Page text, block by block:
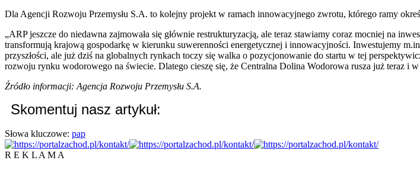
Dla Agencji Rozwoju Przemysłu S.A. to kolejny projekt w ramach innowacyjnego zwrotu, którego ramy
„ARP jeszcze do niedawna zajmowała się głównie restrukturyzacją, ale teraz stawiamy coraz mocniej na
transformują krajową gospodarkę w kierunku suwerenności energetycznej i innowacyjności. Inwestujemy
przyszłości, ale już dziś na globalnych rynkach toczy się walka o pozycjonowanie do startu w tej
rozwoju rynku wodorowego na świecie. Dlatego cieszę się, że Centralna Dolina Wodorowa rusza już teraz i
Źródło informacji: Agencja Rozwoju Przemysłu S.A.
Skomentuj nasz artykuł:
Słowa kluczowe: pap
R E K L A M A